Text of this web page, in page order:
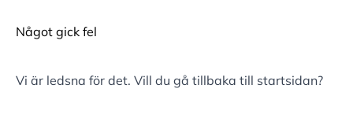
Något gick fel
Vi är ledsna för det. Vill du gå tillbaka till startsidan?